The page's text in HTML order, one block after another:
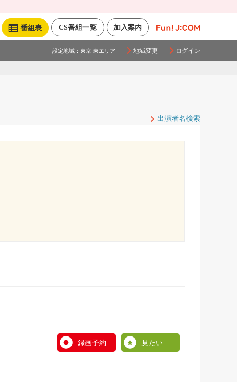
加入案内
CS番組一覧
番組表
設定地域： 東京 東エリア 地域変更 ログイン
出演者名検索
録画予約 見たい